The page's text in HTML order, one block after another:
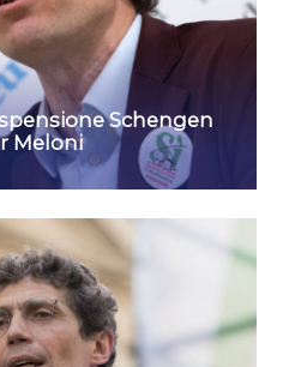
Schengen
Meloni